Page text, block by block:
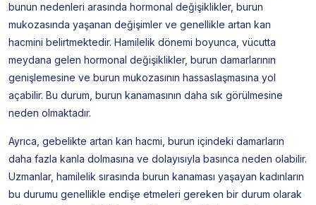
bunun nedenleri arasında hormonal değişiklikler, burun
mukozasında yaşanan değişimler ve genellikle artan kan
hacmini belirtmektedir. Hamilelik dönemi boyunca, vücutta
meydana gelen hormonal değişiklikler, burun damarlarının
genişlemesine ve burun mukozasının hassaslaşmasına yol
açabilir. Bu durum, burun kanamasının daha sık görülmesine
neden olmaktadır.
Ayrıca, gebelikte artan kan hacmi, burun içindeki damarların
daha fazla kanla dolmasına ve dolayısıyla basınca neden olabilir.
Uzmanlar, hamilelik sırasında burun kanaması yaşayan kadınların
bu durumu genellikle endişe etmeleri gereken bir durum olarak